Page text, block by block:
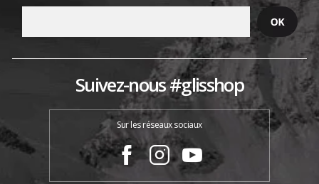
Suivez-nous #glisshop
Sur les réseaux sociaux